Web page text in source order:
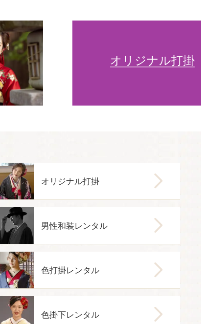
オリジナル打掛
オリジナル打掛
男性和装レンタル
色打掛レンタル
色掛下レンタル